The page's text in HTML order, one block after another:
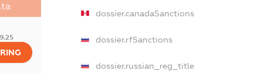
dossier.canadaSanctions
dossier.rfSanctions
dossier.russian_reg_title